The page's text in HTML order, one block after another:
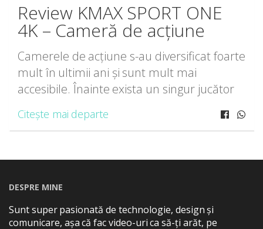
Review KMAX SPORT ONE
4K – Cameră de acțiune
Camerele de acțiune s-au diversificat foarte
mult în ultimii ani și sunt mult mai
accesibile. Înainte exista un singur jucător
destul de multe camere de acțiune cu
Citește mai departe
DESPRE MINE
Sunt super pasionată de technologie, design și
comunicare, așa că fac video-uri ca să-ți arăt, pe